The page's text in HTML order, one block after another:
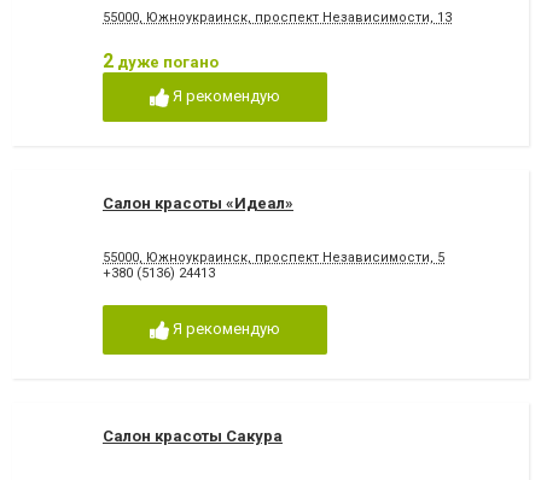
55000, Южноукраинск, проспект Независимости, 13
2 дуже погано
Я рекомендую
Салон красоты «Идеал»
55000, Южноукраинск, проспект Независимости, 5
+380 (5136) 24413
Я рекомендую
Салон красоты Сакура